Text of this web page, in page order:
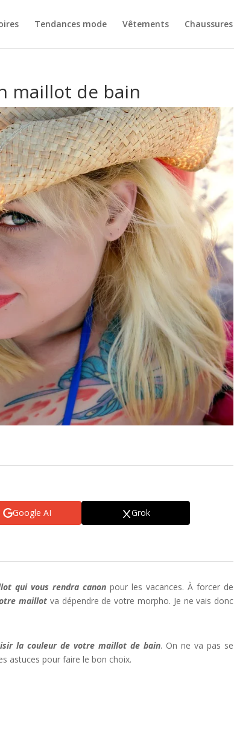
Tendances mode Vêtements Chaussures
maillot de bain
Google AI Grok
qui vous rendra canonpour les vacances. À forcer de
maillot va dépendre de votre morpho. Je ne vais donc
la couleur de votre maillot de bain. On ne va pas se
astuces pour faire le bon choix.